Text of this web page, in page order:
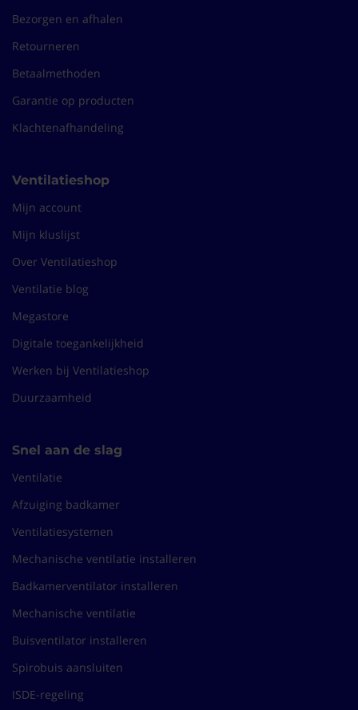
Bezorgen en afhalen
Retourneren
Betaalmethoden
Garantie op producten
Klachtenafhandeling
Ventilatieshop
Mijn account
Mijn kluslijst
Over Ventilatieshop
Ventilatie blog
Megastore
Digitale toegankelijkheid
Werken bij Ventilatieshop
Duurzaamheid
Snel aan de slag
Ventilatie
Afzuiging badkamer
Ventilatiesystemen
Mechanische ventilatie installeren
Badkamerventilator installeren
Mechanische ventilatie
Buisventilator installeren
Spirobuis aansluiten
ISDE-regeling